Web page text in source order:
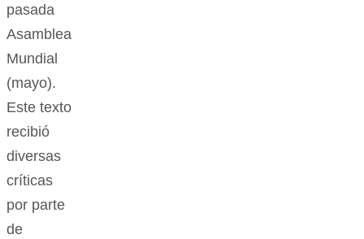
pasada
Asamblea
Mundial
(mayo).
Este texto
recibió
diversas
críticas
por parte
de